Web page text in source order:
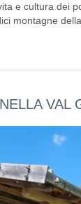
e cultura dei
montagne
VAL